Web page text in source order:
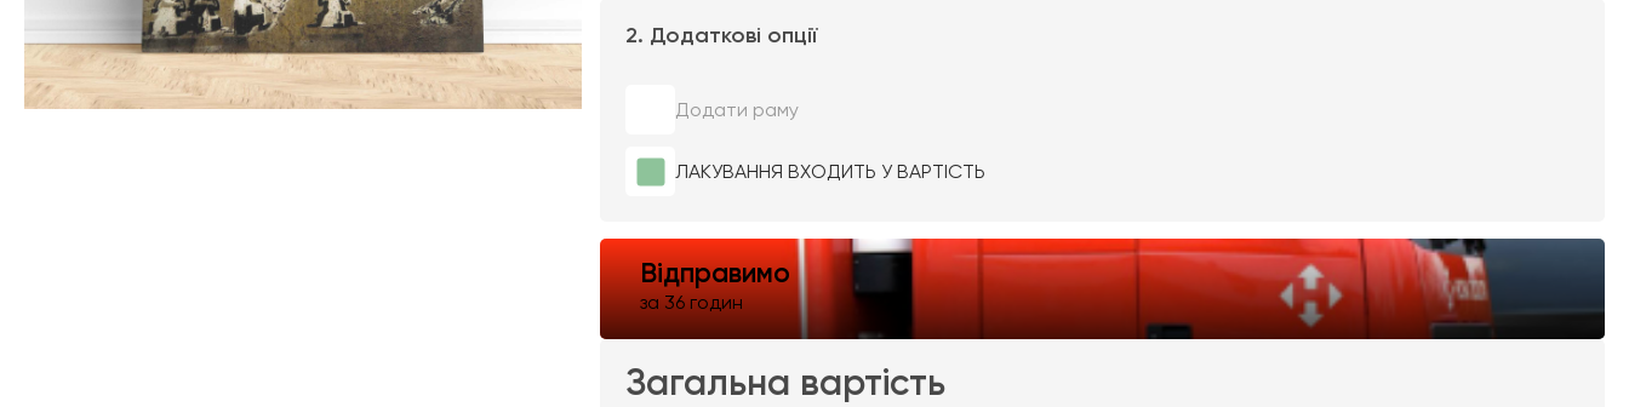
2. Додаткові опції
Додати раму
ЛАКУВАННЯ ВХОДИТЬ У ВАРТІСТЬ
Відправимо
за 36 годин
Загальна вартість